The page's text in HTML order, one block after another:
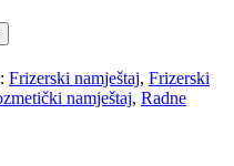
Frizerski namještaj, Frizerski
namještaj, Radne